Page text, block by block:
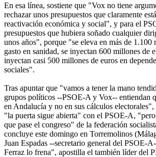
En esa línea, sostiene que "Vox no tiene
rechazar unos presupuestos que claramente
reactivación económica y social", y para el
presupuestos que hubiera soñado cualquier
unos años", porque "se eleva en más de 1.100
gasto en sanidad, se inyectan 600 millones de
inyectan casi 500 millones de euros en
sociales".
Tras apuntar que "vamos a tener la mano
grupos políticos --PSOE-A y Vox-- entiendan
en Andalucía y no en sus cálculos
"la puerta sigue abierta" con el PSOE-A, "pero
que pase el congreso" de la federación
concluye este domingo en Torremolinos
Juan Espadas --secretario general del PSOE-
Ferraz lo frena", apostilla el también líder del